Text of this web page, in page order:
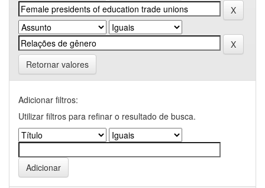
Retornar valores
Adicionar filtros:
Utilizar filtros para refinar o resultado de busca.